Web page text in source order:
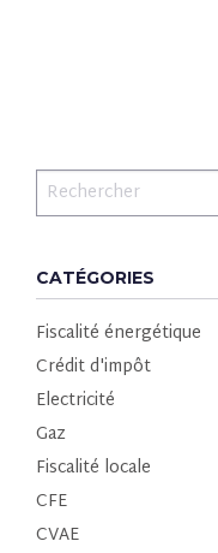
CATÉGORIES
Fiscalité énergétique
Crédit d'impôt
Electricité
Gaz
Fiscalité locale
CFE
CVAE